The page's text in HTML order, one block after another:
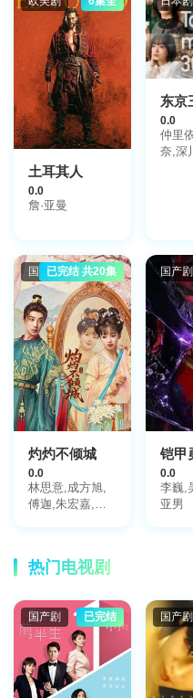
土耳其人
0.0
詹·亚曼
0.0
仲里
奈,深
国产剧已完结 共20集
灼灼不倾城
0.0
林思意,成方旭,
傅迦,朱宏嘉,王
国产剧
0.0
李巍,
亚男
热门电视剧
国产剧 已完结 国产剧